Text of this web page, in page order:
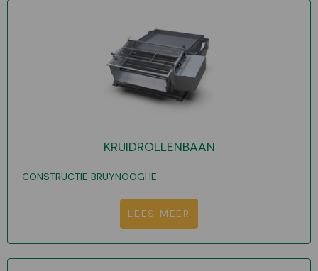
KRUIDROLLENBAAN
CONSTRUCTIE BRUYNOOGHE
LEES MEER